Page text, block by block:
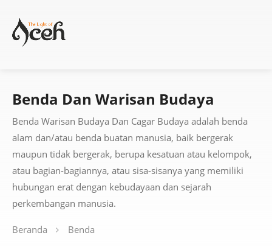
Benda Dan Warisan Budaya
Benda Warisan Budaya Dan Cagar Budaya adalah benda
alam dan/atau benda buatan manusia, baik bergerak
maupun tidak bergerak, berupa kesatuan atau kelompok,
atau bagian-bagiannya, atau sisa-sisanya yang memiliki
hubungan erat dengan kebudayaan dan sejarah
perkembangan manusia.
Beranda Benda